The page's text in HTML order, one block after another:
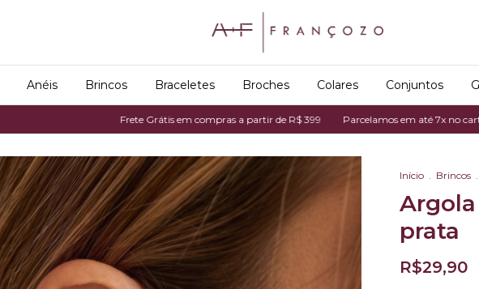
Anéis Brincos Braceletes Broches Colares Conjuntos
Frete Grátis em compras a partir de R$ 399 Parcelamos em até 7x no cartão de
Início . Brincos .
prata
R$29,90